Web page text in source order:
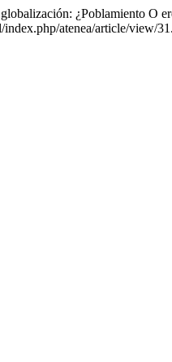
¿Poblamiento O
atenea/article/view/31.